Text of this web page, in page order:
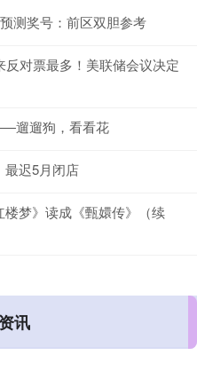
测奖号：前区双胆参考
对票最多！美联储会议决定
遛遛狗，看看花
最迟5月闭店
梦》读成《甄嬛传》（续
讯